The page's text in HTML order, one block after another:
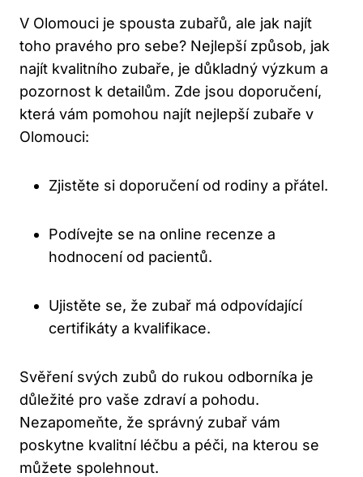
V Olomouci je spousta zubařů, ale jak najít
toho pravého pro sebe? Nejlepší způsob, jak
najít kvalitního zubaře, je důkladný výzkum a
pozornost k detailům. Zde jsou doporučení,
která vám pomohou najít nejlepší zubaře v
Olomouci:
Zjistěte si doporučení od rodiny a přátel.
Podívejte se na online recenze a
hodnocení od pacientů.
Ujistěte se, že zubař má odpovídající
certifikáty a kvalifikace.
Svěření svých zubů do rukou odborníka je
důležité pro vaše zdraví a pohodu.
Nezapomeňte, že správný zubař vám
poskytne kvalitní léčbu a péči, na kterou se
můžete spolehnout.